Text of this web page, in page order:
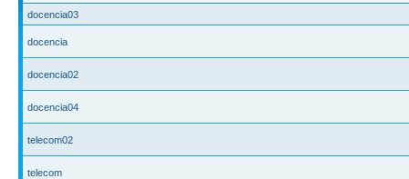
docencia03
docencia
docencia02
docencia04
telecom02
telecom